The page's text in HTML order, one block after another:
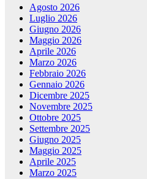
Agosto 2026
Luglio 2026
Giugno 2026
Maggio 2026
Aprile 2026
Marzo 2026
Febbraio 2026
Gennaio 2026
Dicembre 2025
Novembre 2025
Ottobre 2025
Settembre 2025
Giugno 2025
Maggio 2025
Aprile 2025
Marzo 2025